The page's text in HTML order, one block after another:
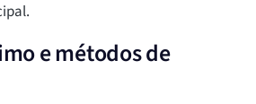
e métodos de